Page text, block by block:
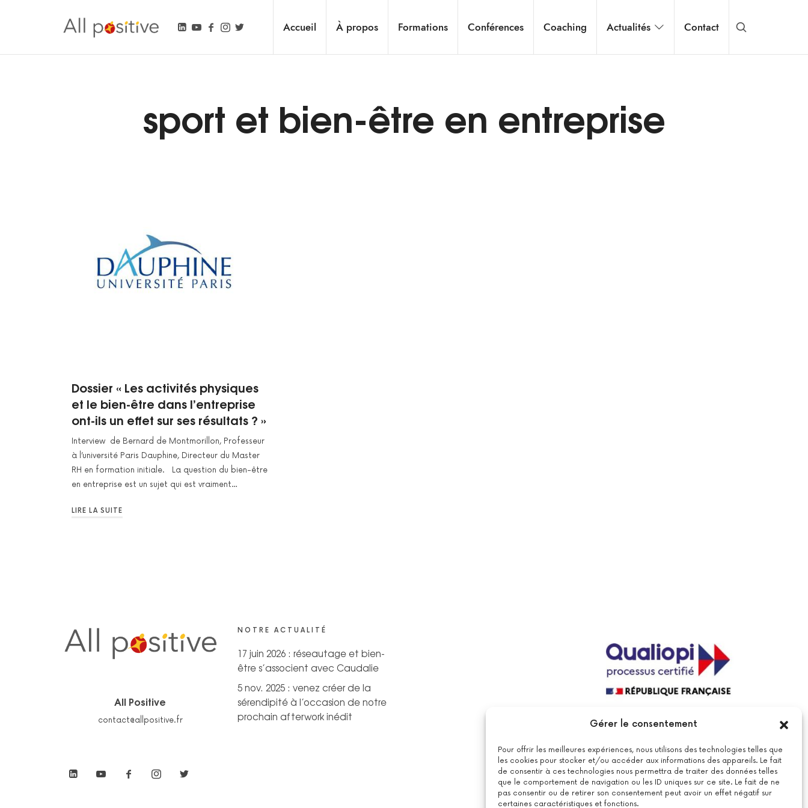
Gérer le consentement
Pour offrir les meilleures expériences, nous utilisons des technologies telles que
les cookies pour stocker et/ou accéder aux informations des appareils. Le fait
de consentir à ces technologies nous permettra de traiter des données telles
que le comportement de navigation ou les ID uniques sur ce site. Le fait de ne
pas consentir ou de retirer son consentement peut avoir un effet négatif sur
certaines caractéristiques et fonctions.
All Positive Accueil À propos Formations Conférences Coaching Actualités Contact
sport et bien-être en entreprise
Dossier « Les activités physiques
et le bien-être dans l’entreprise
ont-ils un effet sur ses résultats ? »
Interview de Bernard de Montmorillon, Professeur
à l’université Paris Dauphine, Directeur du Master
RH en formation initiale. La question du bien-être
en entreprise est un sujet qui est vraiment…
LIRE LA SUITE
All Positive
contact@allpositive.fr
NOTRE ACTUALITÉ
17 juin 2026 : réseautage et bien-
être s’associent avec Caudalie
5 nov. 2025 : venez créer de la
sérendipité à l’occasion de notre
prochain afterwork inédit
La certification qualité a été délivrée au
de formations.Voir le certificat